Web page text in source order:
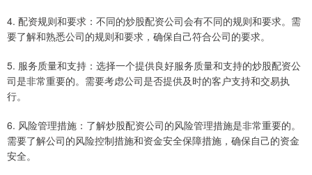
4. 配资规则和要求：不同的炒股配资公司会有不同的规则和要求。需
要了解和熟悉公司的规则和要求，确保自己符合公司的要求。
5. 服务质量和支持：选择一个提供良好服务质量和支持的炒股配资公
司是非常重要的。需要考虑公司是否提供及时的客户支持和交易执
行。
6. 风险管理措施：了解炒股配资公司的风险管理措施是非常重要的。
需要了解公司的风险控制措施和资金安全保障措施，确保自己的资金
安全。